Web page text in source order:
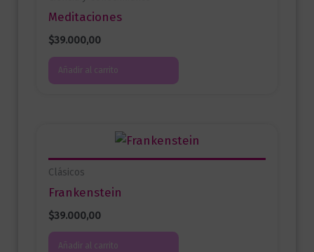
Meditaciones
$39.000,00
Añadir al carrito
Clásicos
Frankenstein
$39.000,00
Añadir al carrito